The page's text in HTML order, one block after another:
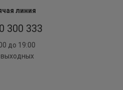
линия
300 333
до 19:00
выходных